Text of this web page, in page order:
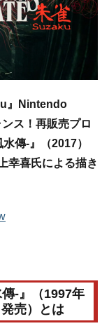
』Nintendo
ス！再販売プロ
傳-』（2017）
幸喜氏による描き
傳-』（1997年
売）とは